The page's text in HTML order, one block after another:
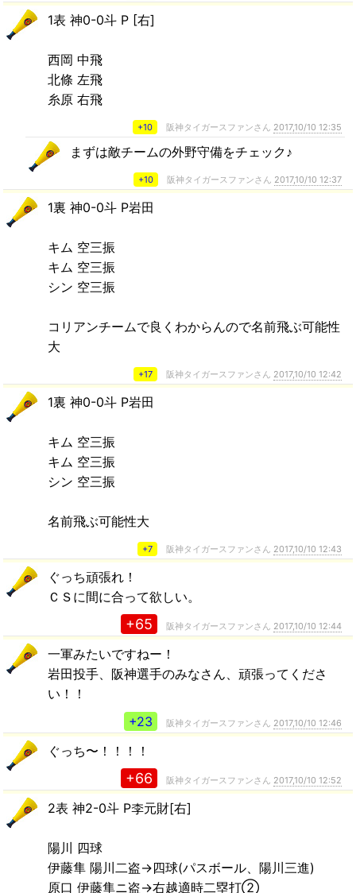
1表 神0-0斗 P [右]
西岡 中飛
北條 左飛
糸原 右飛
+10 阪神タイガースファンさん 2017,10/10 12:35
まずは敵チームの外野守備をチェック♪
+10 阪神タイガースファンさん 2017,10/10 12:37
1裏 神0-0斗 P岩田
キム 空三振
キム 空三振
シン 空三振
コリアンチームで良くわからんので名前飛ぶ可能性
大
+17 阪神タイガースファンさん 2017,10/10 12:42
1裏 神0-0斗 P岩田
キム 空三振
キム 空三振
シン 空三振
名前飛ぶ可能性大
+7 阪神タイガースファンさん 2017,10/10 12:43
ぐっち頑張れ！
ＣＳに間に合って欲しい。
+65 阪神タイガースファンさん 2017,10/10 12:44
一軍みたいですねー！
岩田投手、阪神選手のみなさん、頑張ってくださ
い！！
+23
阪神タイガースファンさん 2017,10/10 12:46
ぐっち〜！！！！
+66 阪神タイガースファンさん 2017,10/10 12:52
2表 神2-0斗 P李元財[右]
陽川 四球
伊藤隼 陽川二盗→四球(パスボール、陽川三進)
原口 伊藤隼ニ盗→右越適時二塁打②